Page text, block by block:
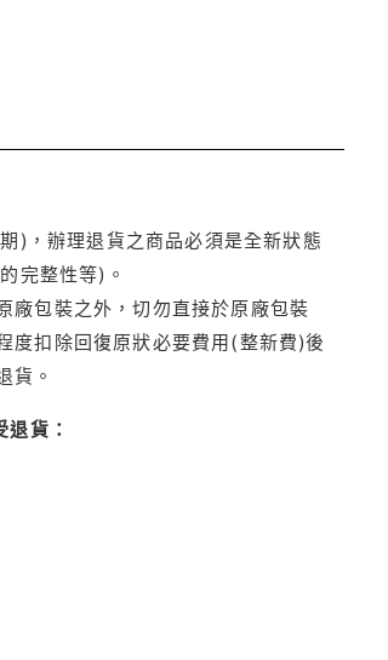
)，辦理退貨之商品必須是全新狀態
完整性等)。
廠包裝之外，切勿直接於原廠包裝
度扣除回復原狀必要費用(整新費)後
貨。
貨：